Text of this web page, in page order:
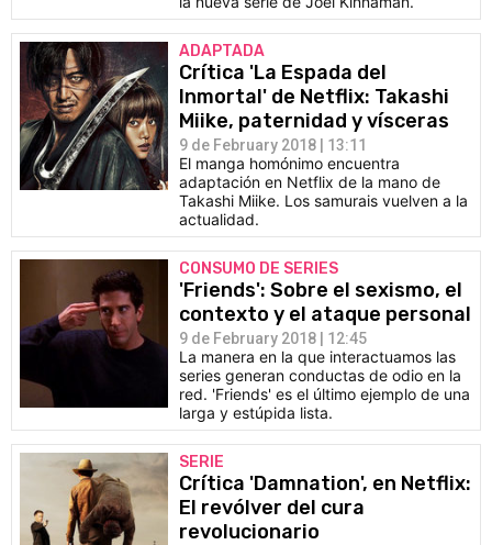
ADAPTADA
Crítica 'La Espada del
Inmortal' de Netflix: Takashi
Miike, paternidad y vísceras
9 de February 2018 | 13:11
El manga homónimo encuentra
adaptación en Netflix de la mano de
Takashi Miike. Los samurais vuelven a la
actualidad.
CONSUMO DE SERIES
'Friends': Sobre el sexismo, el
contexto y el ataque personal
9 de February 2018 | 12:45
La manera en la que interactuamos las
series generan conductas de odio en la
red. 'Friends' es el último ejemplo de una
larga y estúpida lista.
SERIE
Crítica 'Damnation', en Netflix:
El revólver del cura
revolucionario